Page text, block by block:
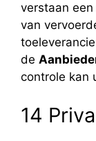
verstaan
van
de
controle kan
14